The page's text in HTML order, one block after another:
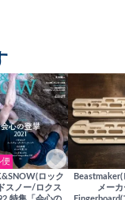
便
ロック
スノー/ロクス
メーカ